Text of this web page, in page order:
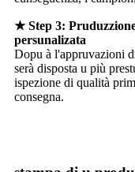
★ Step 3:
persunalizata
Dopu à l'appruvazioni
serà disposta u più
ispezione di qualità
consegna.